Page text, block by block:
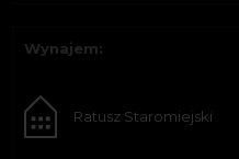
Wynajem:
Ratusz Staromiejski